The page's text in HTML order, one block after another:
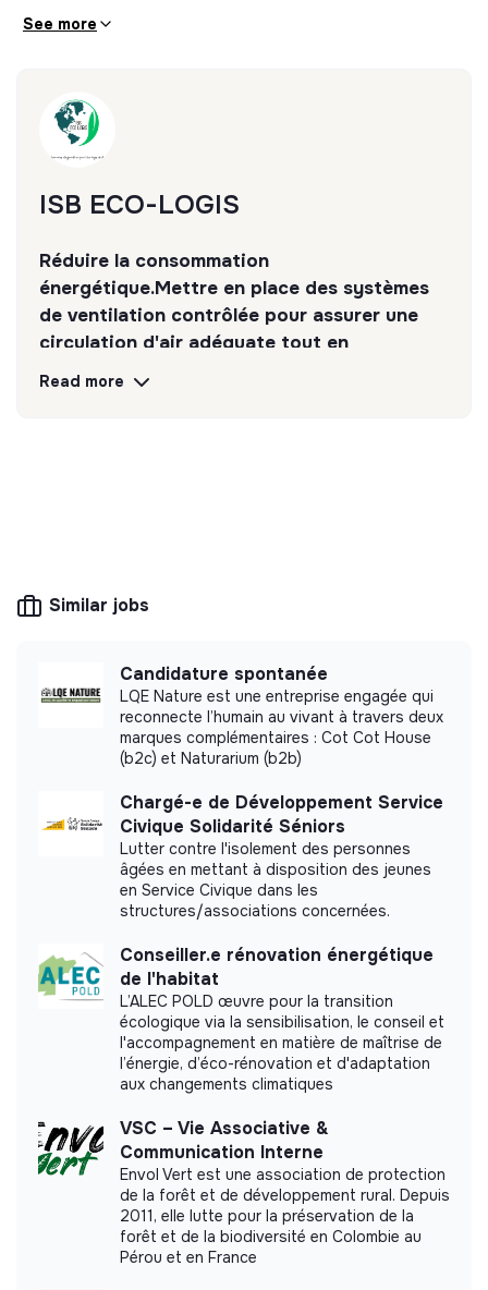
See more
ISB ECO-LOGIS
Réduire la consommation
énergétique.Mettre en place des systèmes
de ventilation contrôlée pour assurer une
circulation d'air adéquate tout en
minimisant les pertes de chaleur.
More information
Website
Company
Impact study
impact measurement.
Labels and certifications
This structure did not communicate to us the
labels or certifications that it was able to obtain.
Documents
Read more
Similar jobs
Candidature spontanée
LQE Nature est une entreprise engagée qui
reconnecte l’humain au vivant à travers deux
marques complémentaires : Cot Cot House
(b2c) et Naturarium (b2b)
Chargé-e de Développement Service
Civique Solidarité Séniors
Lutter contre l'isolement des personnes
âgées en mettant à disposition des jeunes
en Service Civique dans les
structures/associations concernées.
Conseiller.e rénovation énergétique
de l'habitat
L’ALEC POLD œuvre pour la transition
écologique via la sensibilisation, le conseil et
l'accompagnement en matière de maîtrise de
l’énergie, d’éco-rénovation et d'adaptation
aux changements climatiques
VSC – Vie Associative &
Communication Interne
Envol Vert est une association de protection
de la forêt et de développement rural. Depuis
2011, elle lutte pour la préservation de la
forêt et de la biodiversité en Colombie au
Pérou et en France